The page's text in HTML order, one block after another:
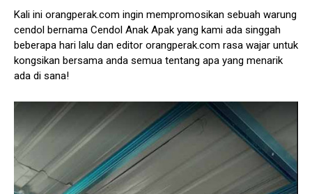
Kali ini orangperak.com ingin mempromosikan sebuah warung
cendol bernama Cendol Anak Apak yang kami ada singgah
beberapa hari lalu dan editor orangperak.com rasa wajar untuk
kongsikan bersama anda semua tentang apa yang menarik
ada di sana!